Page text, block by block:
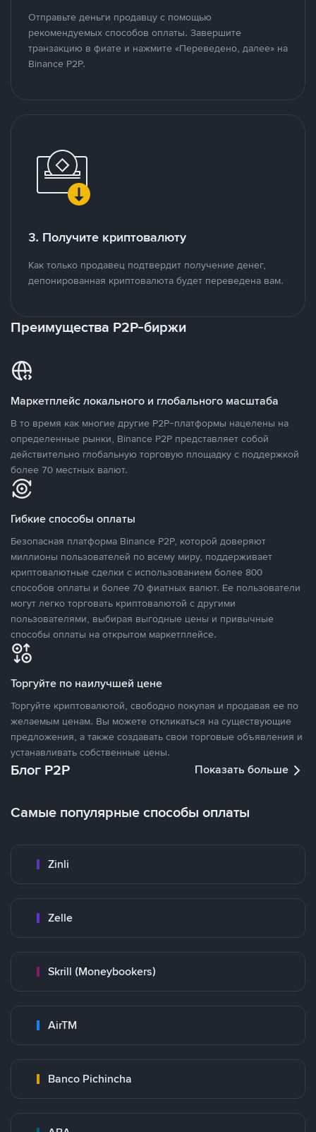
Отправьте деньги продавцу с помощью
рекомендуемых способов оплаты. Завершите
транзакцию в фиате и нажмите «Переведено, далее» на
Binance P2P.
3. Получите криптовалюту
Как только продавец подтвердит получение денег,
депонированная криптовалюта будет переведена вам.
Преимущества P2P-биржи
Маркетплейс локального и глобального масштаба
В то время как многие другие P2P-платформы нацелены на
определенные рынки, Binance P2P представляет собой
действительно глобальную торговую площадку с поддержкой
более 70 местных валют.
Гибкие способы оплаты
Безопасная платформа Binance P2P, которой доверяют
миллионы пользователей по всему миру, поддерживает
криптовалютные сделки с использованием более 800
способов оплаты и более 70 фиатных валют. Ее пользователи
могут легко торговать криптовалютой с другими
пользователями, выбирая выгодные цены и привычные
способы оплаты на открытом маркетплейсе.
Торгуйте по наилучшей цене
Торгуйте криптовалютой, свободно покупая и продавая ее по
желаемым ценам. Вы можете откликаться на существующие
предложения, а также создавать свои торговые объявления и
устанавливать собственные цены.
Блог P2P Показать больше
Самые популярные способы оплаты
Zinli
Zelle
Skrill (Moneybookers)
AirTM
Banco Pichincha